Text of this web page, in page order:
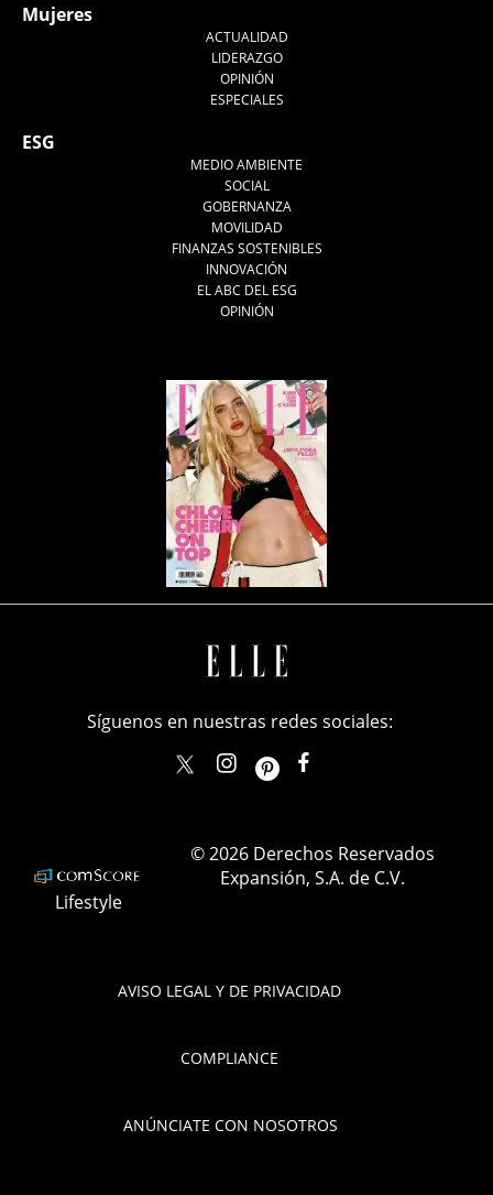
Mujeres
ACTUALIDAD
LIDERAZGO
OPINIÓN
ESPECIALES
ESG
MEDIO AMBIENTE
SOCIAL
GOBERNANZA
MOVILIDAD
FINANZAS SOSTENIBLES
INNOVACIÓN
EL ABC DEL ESG
OPINIÓN
AVISO LEGAL Y DE PRIVACIDAD
COMPLIANCE
ANÚNCIATE CON NOSOTROS
Síguenos en nuestras redes sociales:
elle_mexicoellemexico
Lifestyle
© 2026 Derechos Reservados
Expansión, S.A. de C.V.